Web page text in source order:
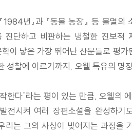
년』과 『동물 농장』 등 불멸
단하고 비판하는 냉철한 진보
이 낳은 가장 뛰어난 산문들로 평
찰에 이르기까지, 오웰 특유의 명
한다"라는 평이 있는 만큼, 오웰의
시켜 여러 장편소설을 완성하
는 그의 사상이 빚어지는 과정